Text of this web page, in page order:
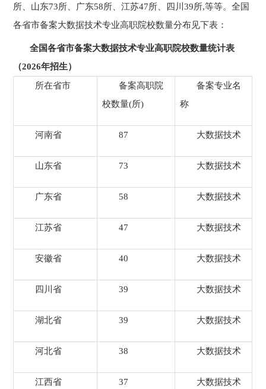
所、山东73所、广东58所、江苏47所、四川39所,等等。全国
各省市备案大数据技术专业高职院校数量分布见下表：
全国各省市备案大数据技术专业高职院校数量统计表
（2026年招生）
所在省市
备案高职院
校数量(所)
备案专业名
称
河南省 87 大数据技术
山东省 73 大数据技术
广东省 58 大数据技术
江苏省 47 大数据技术
安徽省 40 大数据技术
四川省 39 大数据技术
湖北省 39 大数据技术
河北省 38 大数据技术
江西省 37 大数据技术